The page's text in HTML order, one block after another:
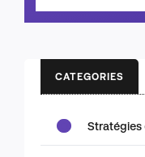
CATEGORIES